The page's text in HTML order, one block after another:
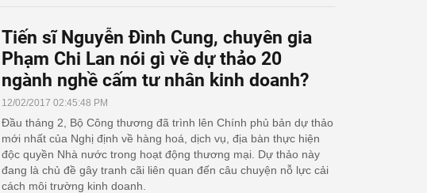
Tiến sĩ Nguyễn Đình Cung, chuyên gia
Phạm Chi Lan nói gì về dự thảo 20
ngành nghề cấm tư nhân kinh doanh?
12/02/2017 02:45:48 PM
Đầu tháng 2, Bộ Công thương đã trình lên Chính phủ bản dự thảo
mới nhất của Nghị định về hàng hoá, dịch vụ, địa bàn thực hiện
độc quyền Nhà nước trong hoạt động thương mại. Dự thảo này
đang là chủ đề gây tranh cãi liên quan đến câu chuyện nỗ lực cải
cách môi trường kinh doanh.